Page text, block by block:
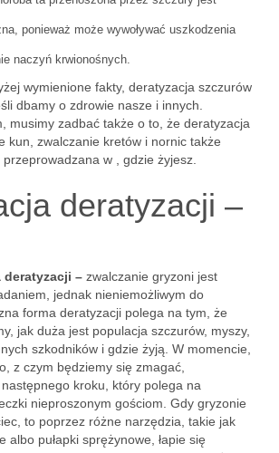
ponieważ może wywoływać uszkodzenia
naczyń krwionośnych.
wymienione fakty, deratyzacja szczurów
dbamy o zdrowie nasze i innych.
musimy zadbać także o to, że deratyzacja
kun, zwalczanie kretów i nornic także
w , gdzie żyjesz.
deratyzacji –
deratyzacji – zwalczanie gryzoni jest
jednak nieniemożliwym do
forma deratyzacji polega na tym, że
jak duża jest populacja szczurów, myszy,
szkodników i gdzie żyją. W momencie,
z czym będziemy się zmagać,
kroku, który polega na
nieproszonym gościom. Gdy gryzonie
to poprzez różne narzędzia, takie jak
albo pułapki sprężynowe, łapie się